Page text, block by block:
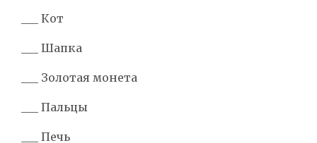
___ Кот
___ Шапка
___ Золотая монета
___ Пальцы
___ Печь